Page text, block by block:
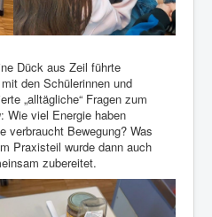
Dück aus Zeil führte
mit den Schülerinnen und
„alltägliche“ Fragen zum
: Wie viel Energie haben
verbraucht Bewegung? Was
Praxisteil wurde dann auch
zubereitet.